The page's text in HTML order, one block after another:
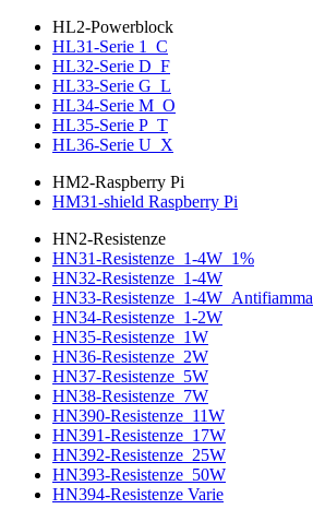
HL2-Powerblock
HL31-Serie 1_C
HL32-Serie D_F
HL33-Serie G_L
HL34-Serie M_O
HL35-Serie P_T
HL36-Serie U_X
HM2-Raspberry Pi
HM31-shield Raspberry Pi
HN2-Resistenze
HN31-Resistenze_1-4W_1%
HN32-Resistenze_1-4W
HN33-Resistenze_1-4W_Antifiamma
HN34-Resistenze_1-2W
HN35-Resistenze_1W
HN36-Resistenze_2W
HN37-Resistenze_5W
HN38-Resistenze_7W
HN390-Resistenze_11W
HN391-Resistenze_17W
HN392-Resistenze_25W
HN393-Resistenze_50W
HN394-Resistenze Varie